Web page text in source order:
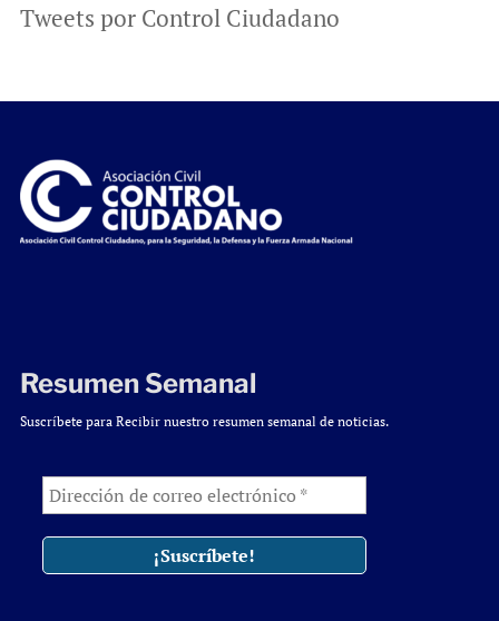
Tweets por Control Ciudadano
Resumen Semanal
Suscríbete para Recibir nuestro resumen semanal de noticias.